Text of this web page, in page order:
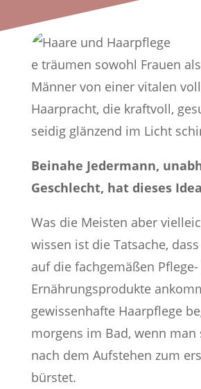
e träumen sowohl Frauen
Männer von einer vitalen
Haarpracht, die kraftvoll,
seidig glänzend im Licht
Beinahe Jedermann,
Geschlecht, hat dieses
Was die Meisten aber
wissen ist die Tatsache,
auf die fachgemäßen
Ernährungsprodukte
gewissenhafte Haarpflege
morgens im Bad, wenn man
nach dem Aufstehen zum
bürstet.